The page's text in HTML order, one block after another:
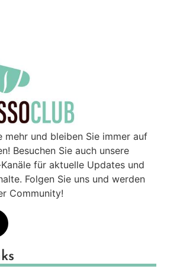
mehr und bleiben Sie immer auf
Besuchen Sie auch unsere
für aktuelle Updates und
Folgen Sie uns und werden
Community!